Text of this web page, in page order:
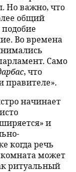
Но важно, что
общий
Во времена
Само
, что
правителе».
начинает
и
когда речь
может
ритуальный